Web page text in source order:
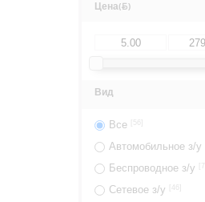
Цена( )
Вид
Все [56]
Автомобильное з/у
Беспроводное з/у
Сетевое з/у